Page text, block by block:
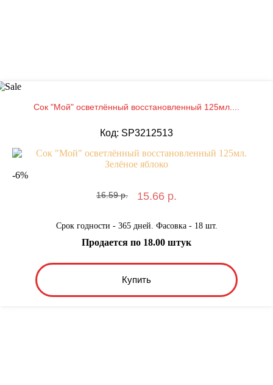
Сок "Мой" осветлённый восстановленный 125мл....
Код: SP3212513
-6%
16.59 р. 15.66 р.
Срок годности - 365 дней. Фасовка - 18 шт.
Купить
Продается по 18.00 штук